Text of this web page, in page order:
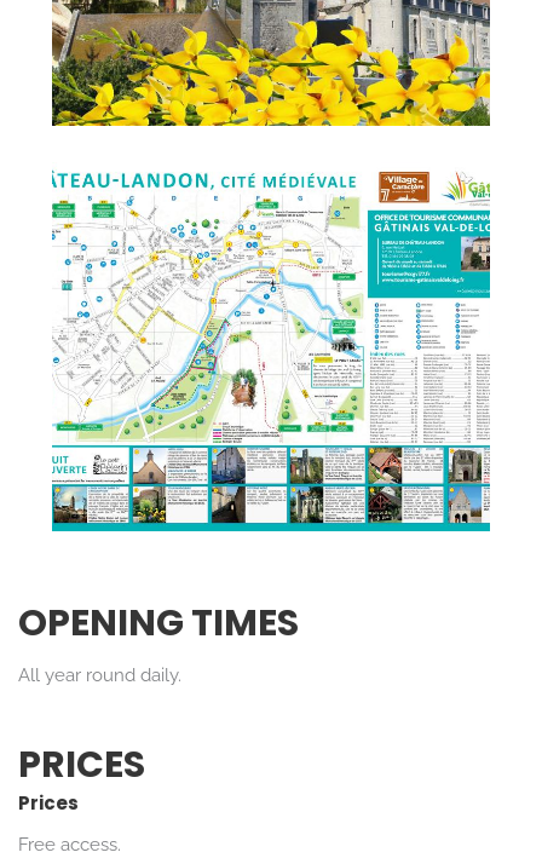
OPENING TIMES
All year round daily.
PRICES
Prices
Free access.